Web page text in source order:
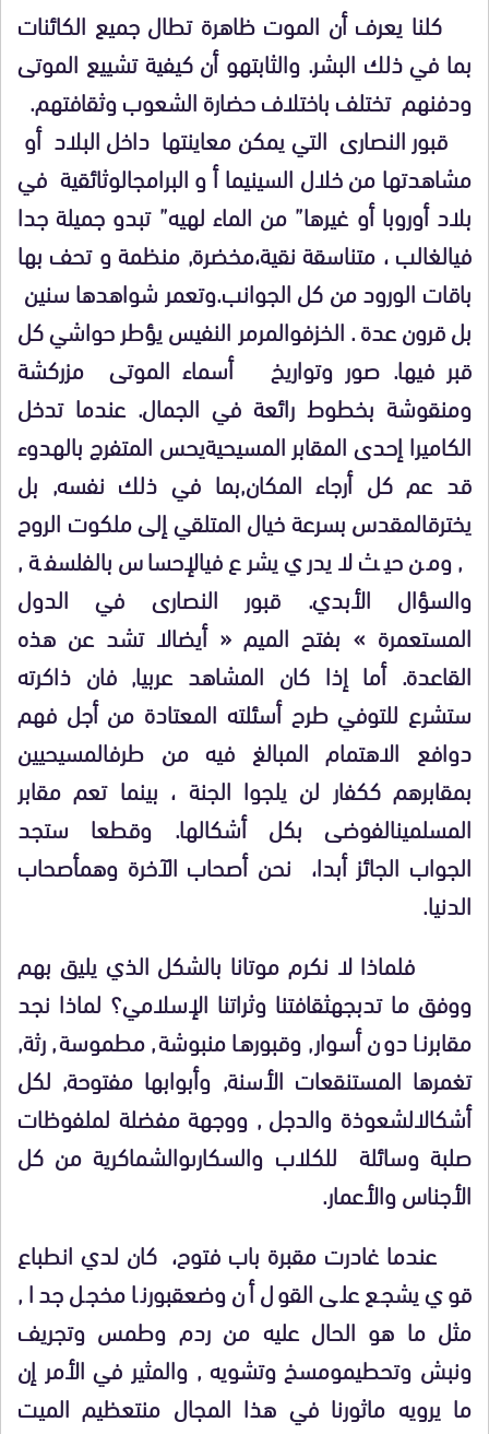
كلنا يعرف أن الموت ظاهرة تطال جميع الكائنات
بما في ذلك البشر. والثابتهو أن كيفية تشييع الموتى
ودفنهم تختلف باختلاف حضارة الشعوب وثقافتهم.
قبور النصارى التي يمكن معاينتها داخل البلاد أو
مشاهدتها من خلال السينيما أ و البرامجالوثائقية في
بلاد أوروبا أو غيرها” من الماء لهيه” تبدو جميلة جدا
فيالغالب ، متناسقة نقية،مخضرة, منظمة و تحف بها
باقات الورود من كل الجوانب.وتعمر شواهدها سنين
بل قرون عدة . الخزفوالمرمر النفيس يؤطر حواشي كل
قبر فيها. صور وتواريخ أسماء الموتى مزركشة
ومنقوشة بخطوط رائعة في الجمال. عندما تدخل
الكاميرا إحدى المقابر المسيحيةيحس المتفرج بالهدوء
قد عم كل أرجاء المكان,بما في ذلك نفسه, بل
يخترقالمقدس بسرعة خيال المتلقي إلى ملكوت الروح
, ومن حيث لا يدري يشرع فيالإحساس بالفلسفة ,
والسؤال الأبدي. قبور النصارى في الدول
المستعمرة » بفتح الميم « أيضالا تشد عن هذه
القاعدة. أما إذا كان المشاهد عربيا, فان ذاكرته
ستشرع للتوفي طرح أسئلته المعتادة من أجل فهم
دوافع الاهتمام المبالغ فيه من طرفالمسيحيين
بمقابرهم ككفار لن يلجوا الجنة ، بينما تعم مقابر
المسلمينالفوضى بكل أشكالها. وقطعا ستجد
الجواب الجائز أبدا، نحن أصحاب الآخرة وهمأصحاب
الدنيا.
فلماذا لا نكرم موتانا بالشكل الذي يليق بهم
ووفق ما تدبجهثقافتنا وثراتنا الإسلامي؟ لماذا نجد
مقابرنا دون أسوار, وقبورها منبوشة, مطموسة, رثة,
تغمرها المستنقعات الأسنة, وأبوابها مفتوحة, لكل
أشكالالشعوذة والدجل , ووجهة مفضلة لملفوظات
صلبة وسائلة للكلاب والسكارىوالشماكرية من كل
الأجناس والأعمار.
عندما غادرت مقبرة باب فتوح، كان لدي انطباع
قوي يشجع على القول أن وضعقبورنا مخجل جدا ,
مثل ما هو الحال عليه من ردم وطمس وتجريف
ونبش وتحطيمومسخ وتشويه , والمثير في الأمر إن
ما يرويه ماثورنا في هذا المجال منتعظيم الميت